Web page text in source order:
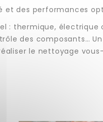
et des performances
: thermique, électrique
des composants…
le nettoyage